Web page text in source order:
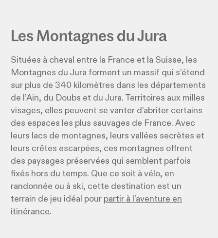
Les Montagnes du Jura
Situées à cheval entre la France et la Suisse, les
Montagnes du Jura forment un massif qui s’étend
sur plus de 340 kilomètres dans les départements
de l’Ain, du Doubs et du Jura. Territoires aux milles
visages, elles peuvent se vanter d’abriter certains
des espaces les plus sauvages de France. Avec
leurs lacs de montagnes, leurs vallées secrètes et
leurs crêtes escarpées, ces montagnes offrent
des paysages préservées qui semblent parfois
fixés hors du temps. Que ce soit à vélo, en
randonnée ou à ski, cette destination est un
terrain de jeu idéal pour partir à l’aventure en
itinérance.